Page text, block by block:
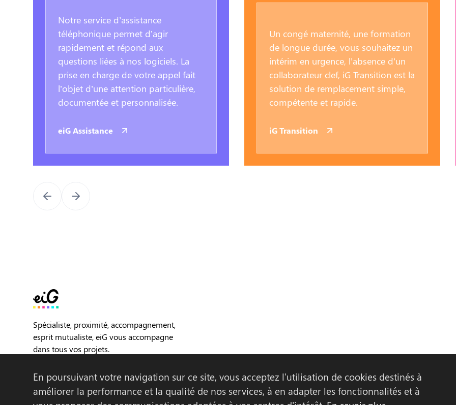
Notre service d’assistance
téléphonique permet d’agir
rapidement et répond aux
questions liées à nos logiciels. La
prise en charge de votre appel fait
l’objet d’une attention particulière,
documentée et personnalisée.
eiG Assistance
Un congé maternité, une formation
de longue durée, vous souhaitez un
intérim en urgence, l’absence d’un
collaborateur clef, iG Transition est la
solution de remplacement simple,
compétente et rapide.
iG Transition
Spécialiste, proximité, accompagnement,
esprit mutualiste, eiG vous accompagne
dans tous vos projets.
LogicielsTémoignages ClientsQui sommes-nous ?Association eiGActualitésContactRecrutement
En poursuivant votre navigation sur ce site, vous acceptez l'utilisation de cookies destinés à
améliorer la performance et la qualité de nos services, à en adapter les fonctionnalités et à